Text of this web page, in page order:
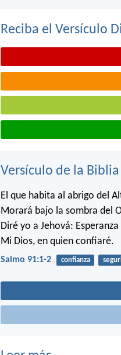
Reciba el Versículo
Versículo de la
El que habita al abrigo del
Morará bajo la sombra del
Diré yo a Jehová:
Mi Dios, en quien confiaré.
Salmo 91:1-2 confianza